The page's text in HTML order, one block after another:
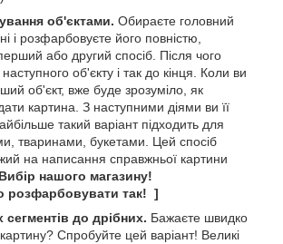
об'єктами. Обираєте головний
і розфарбовуєте його повністю,
або другий спосіб. Після чого
об'єкту і так до кінця. Коли ви
об'єкт, вже буде зрозуміло, як
картина. З наступними діями ви її
такий варіант підходить для
тваринами, букетами. Цей спосіб
на написання справжньої картини
нашого магазину!
розфарбовувати так! ]
сегментів до дрібних. Бажаєте швидко
Спробуйте цей варіант! Великі